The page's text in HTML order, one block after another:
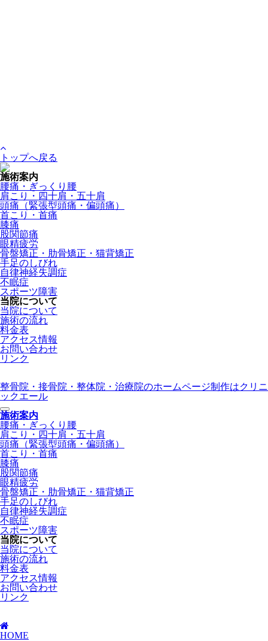
トップへ戻る
施術案内
腰痛・ぎっくり腰
肩こり・四十肩・五十肩
頭痛（緊張型頭痛・偏頭痛）
首こり・首痛
膝痛
股関節痛
眼精疲労
骨盤矯正・肋骨矯正・猫背矯正
手足のしびれ
自律神経失調症
不眠症
スポーツ障害
当院について
当院について
施術の流れ
料金表
アクセス情報
お問い合わせ
リンク
整骨院・接骨院・整体院・治療院のホームページ制作はクリニ
ックエール
施術案内
腰痛・ぎっくり腰
肩こり・四十肩・五十肩
頭痛（緊張型頭痛・偏頭痛）
首こり・首痛
膝痛
股関節痛
眼精疲労
骨盤矯正・肋骨矯正・猫背矯正
手足のしびれ
自律神経失調症
不眠症
スポーツ障害
当院について
当院について
施術の流れ
料金表
アクセス情報
お問い合わせ
リンク
HOME